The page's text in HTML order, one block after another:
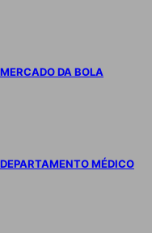
MERCADO DA BOLA
DEPARTAMENTO MÉDICO